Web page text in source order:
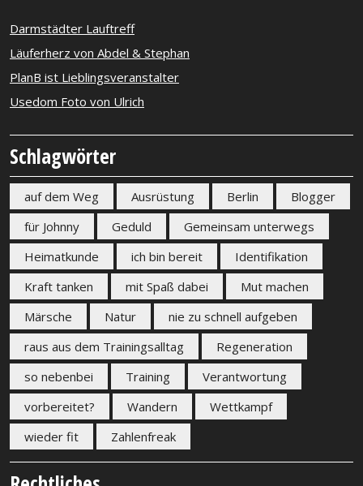
Darmstädter Lauftreff
Läuferherz von Abdel & Stephan
PlanB ist Lieblingsveranstalter
Usedom Foto von Ulrich
Schlagwörter
auf dem Weg Ausrüstung Berlin
Blogger
für Johnny
Geduld
Gemeinsam unterwegs
Heimatkunde
ich bin bereit
Identifikation
Kraft tanken
mit Spaß dabei
Mut machen
Märsche
Natur
nie zu schnell aufgeben
raus aus dem Trainingsalltag
Regeneration
so nebenbei
Training
Verantwortung
vorbereitet?
Wandern
Wettkampf
wieder fit
Zahlenfreak